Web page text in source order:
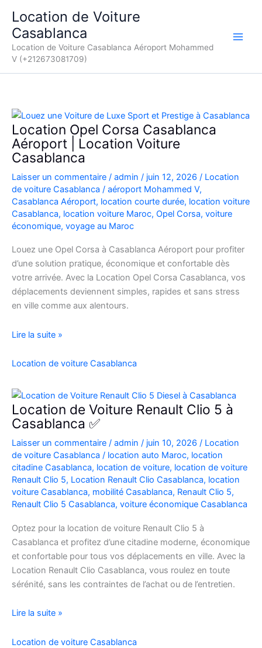
contenu
Location de Voiture
Casablanca
Location de Voiture Casablanca Aéroport Mohammed
V (+212673081709)
Location Opel Corsa Casablanca
Aéroport | Location Voiture
Casablanca
Laisser un commentaire / admin / juin 12, 2026 / Location
de voiture Casablanca / aéroport Mohammed V,
Casablanca Aéroport, location courte durée, location voiture
Casablanca, location voiture Maroc, Opel Corsa, voiture
économique, voyage au Maroc
Louez une Opel Corsa à Casablanca Aéroport pour profiter
d’une solution pratique, économique et confortable dès
votre arrivée. Avec la Location Opel Corsa Casablanca, vos
déplacements deviennent simples, rapides et sans stress
en ville comme aux alentours.
Location
Corsa
Aéroport
|
Location
Voiture
Casablanca
Lire la suite »
Location de voiture Casablanca
Location de Voiture Renault Clio 5 à
Casablanca ✅
Laisser un commentaire / admin / juin 10, 2026 / Location
de voiture Casablanca / location auto Maroc, location
citadine Casablanca, location de voiture, location de voiture
Renault Clio 5, Location Renault Clio Casablanca, location
voiture Casablanca, mobilité Casablanca, Renault Clio 5,
Renault Clio 5 Casablanca, voiture économique Casablanca
Optez pour la location de voiture Renault Clio 5 à
Casablanca et profitez d’une citadine moderne, économique
et confortable pour tous vos déplacements en ville. Avec la
Location Renault Clio Casablanca, vous roulez en toute
sérénité, sans les contraintes de l’achat ou de l’entretien.
Location
Voiture
Lire la suite »
Location de voiture Casablanca